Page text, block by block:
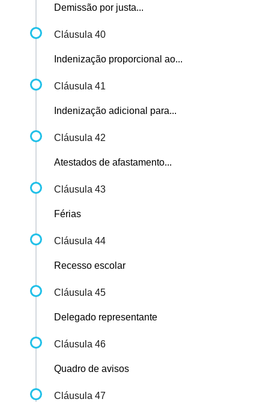
Demissão por justa...
Cláusula 40
Indenização proporcional ao...
Cláusula 41
Indenização adicional para...
Cláusula 42
Atestados de afastamento...
Cláusula 43
Férias
Cláusula 44
Recesso escolar
Cláusula 45
Delegado representante
Cláusula 46
Quadro de avisos
Cláusula 47